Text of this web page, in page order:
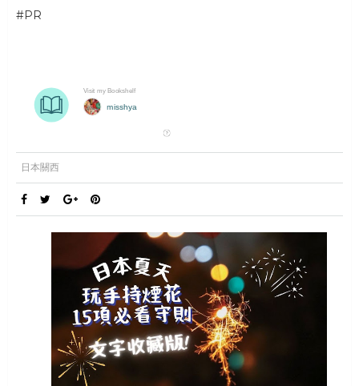
#PR
日本關西